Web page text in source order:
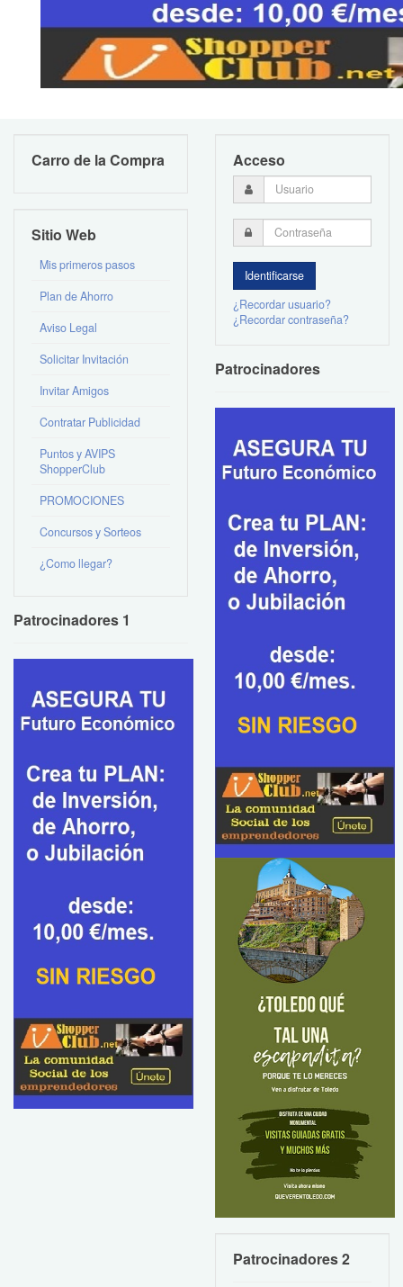
Carro de la Compra
Sitio Web
Mis primeros pasos
Plan de Ahorro
Aviso Legal
Solicitar Invitación
Invitar Amigos
Contratar Publicidad
Puntos y AVIPS
ShopperClub
PROMOCIONES
Concursos y Sorteos
¿Como llegar?
Patrocinadores 1
Acceso
¿Recordar usuario?
¿Recordar contraseña?
Patrocinadores
Patrocinadores 2